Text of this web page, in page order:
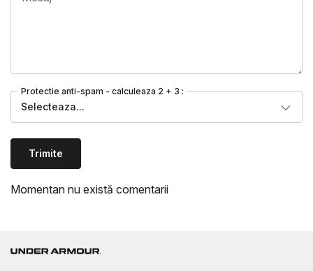
Protectie anti-spam - calculeaza 2 + 3 :
Selecteaza...
Trimite
Momentan nu există comentarii